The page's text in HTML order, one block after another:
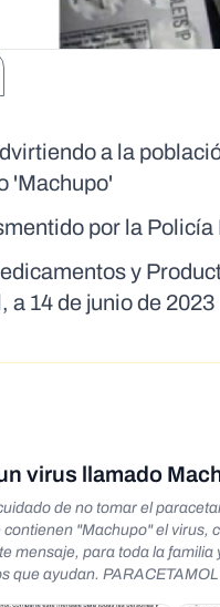
a la
'Machupo'
por la Policía
y
14 de junio de 2023
virus llamado
de no tomar el
"Machupo" el virus,
mensaje, para toda la
que ayudan.